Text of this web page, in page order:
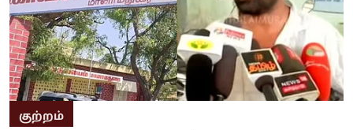
குற்றம்